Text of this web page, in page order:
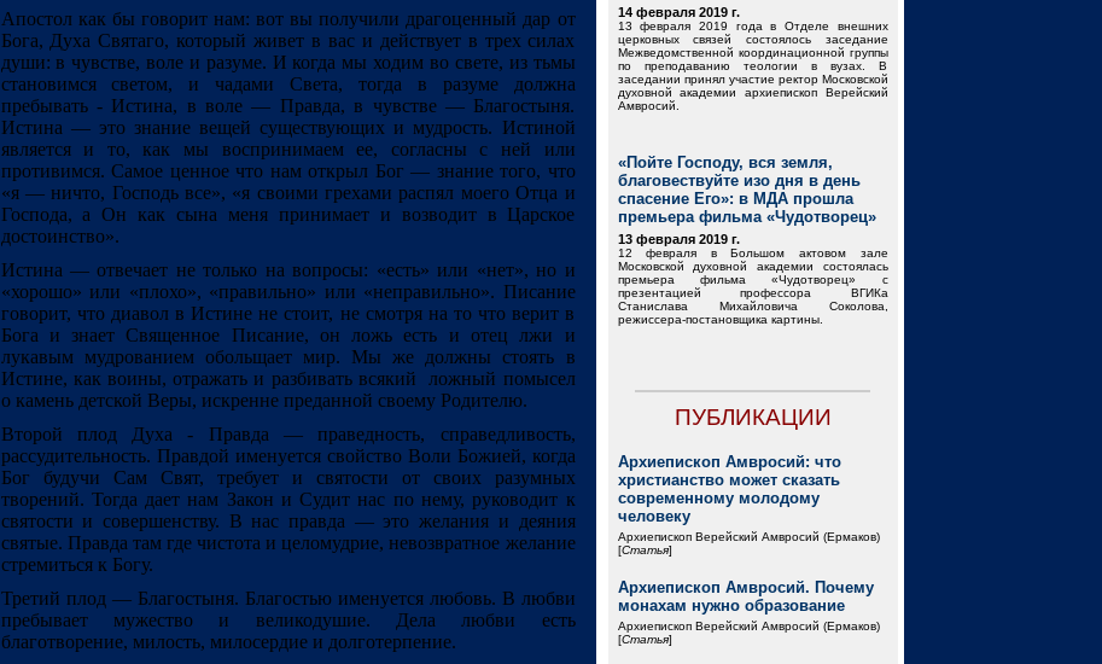
Апостол как бы говорит нам: вот вы получили драгоценный дар от
Бога, Духа Святаго, который живет в вас и действует в трех силах
души: в чувстве, воле и разуме. И когда мы ходим во свете, из тьмы
становимся светом, и чадами Света, тогда в разуме должна
пребывать - Истина, в воле — Правда, в чувстве — Благостыня.
Истина — это знание вещей существующих и мудрость. Истиной
является и то, как мы воспринимаем ее, согласны с ней или
противимся. Самое ценное что нам открыл Бог — знание того, что
«я — ничто, Господь все», «я своими грехами распял моего Отца и
Господа, а Он как сына меня принимает и возводит в Царское
достоинство».
Истина — отвечает не только на вопросы: «есть» или «нет», но и
«хорошо» или «плохо», «правильно» или «неправильно». Писание
говорит, что диавол в Истине не стоит, не смотря на то что верит в
Бога и знает Священное Писание, он ложь есть и отец лжи и
лукавым мудрованием обольщает мир. Мы же должны стоять в
Истине, как воины, отражать и разбивать всякий ложный помысел
о камень детской Веры, искренне преданной своему Родителю.
Второй плод Духа - Правда — праведность, справедливость,
рассудительность. Правдой именуется свойство Воли Божией, когда
Бог будучи Сам Свят, требует и святости от своих разумных
творений. Тогда дает нам Закон и Судит нас по нему, руководит к
святости и совершенству. В нас правда — это желания и деяния
святые. Правда там где чистота и целомудрие, невозвратное желание
стремиться к Богу.
Третий плод — Благостыня. Благостью именуется любовь. В любви
пребывает мужество и великодушие. Дела любви есть
благотворение, милость, милосердие и долготерпение.
14 февраля 2019 г.
13 февраля 2019 года в Отделе внешних
церковных связей состоялось заседание
Межведомственной координационной группы
по преподаванию теологии в вузах. В
заседании принял участие ректор Московской
духовной академии архиепископ Верейский
Амвросий.
«Пойте Господу, вся земля,
благовествуйте изо дня в день
спасение Его»: в МДА прошла
премьера фильма «Чудотворец»
13 февраля 2019 г.
12 февраля в Большом актовом зале
Московской духовной академии состоялась
премьера фильма «Чудотворец» с
презентацией профессора ВГИКа
Станислава Михайловича Соколова,
режиссера-постановщика картины.
ПУБЛИКАЦИИ
Архиепископ Амвросий: что
христианство может сказать
современному молодому
человеку
Архиепископ Верейский Амвросий (Ермаков)
[Статья]
Архиепископ Амвросий. Почему
монахам нужно образование
Архиепископ Верейский Амвросий (Ермаков)
[Статья]